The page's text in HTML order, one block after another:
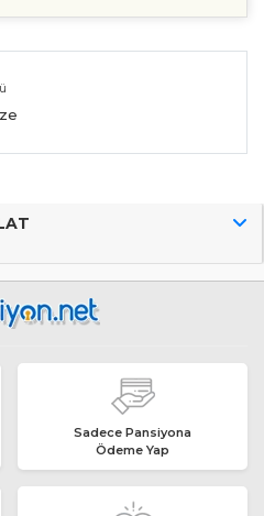
Sadece Pansiyona
Ödeme Yap